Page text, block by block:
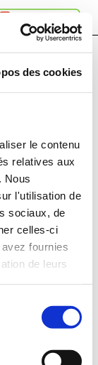
des cookies
le contenu
relatives aux
Nous
l'utilisation de
sociaux, de
celles-ci
fournies
de leurs